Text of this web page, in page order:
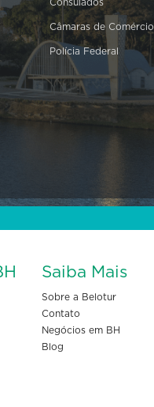
Consulados
Câmaras de Comércio
Polícia Federal
Saiba Mais
Sobre a Belotur
Contato
Negócios em BH
Blog